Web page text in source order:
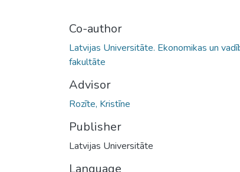
Co-author
Latvijas Universitāte. Ekonomikas un
fakultāte
Advisor
Rozīte, Kristīne
Publisher
Latvijas Universitāte
Language